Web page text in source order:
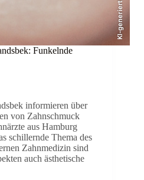
KI-generiert
Funkelnde
informieren über
von Zahnschmuck
aus Hamburg
schillernde Thema des
Zahnmedizin sind
auch ästhetische